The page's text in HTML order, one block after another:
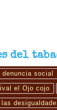
del
denuncia social
el Ojo cojo